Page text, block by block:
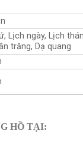
Lịch ngày, Lịch
trăng, Dạ quang
HỒ TẠI: